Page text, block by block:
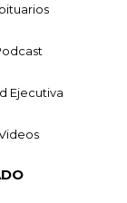
Ejecutiva